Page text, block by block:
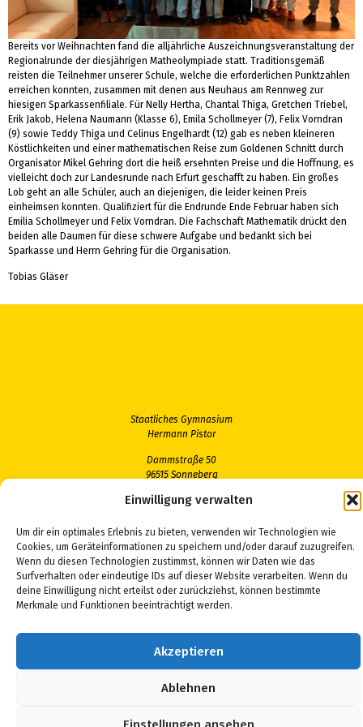
Einwilligung verwalten
Um dir ein optimales Erlebnis zu bieten, verwenden wir Technologien wie
Cookies, um Geräteinformationen zu speichern und/oder darauf zuzugreifen.
Wenn du diesen Technologien zustimmst, können wir Daten wie das
Surfverhalten oder eindeutige IDs auf dieser Website verarbeiten. Wenn du
deine Einwilligung nicht erteilst oder zurückziehst, können bestimmte
Merkmale und Funktionen beeinträchtigt werden.
Akzeptieren
Ablehnen
Bereits vor Weihnachten fand die alljährliche Auszeichnungsveranstaltung der
Regionalrunde der diesjährigen Matheolympiade statt. Traditionsgemäß
reisten die Teilnehmer unserer Schule, welche die erforderlichen Punktzahlen
erreichen konnten, zusammen mit denen aus Neuhaus am Rennweg zur
hiesigen Sparkassenfiliale. Für Nelly Hertha, Chantal Thiga, Gretchen Triebel,
Erik Jakob, Helena Naumann (Klasse 6), Emila Schollmeyer (7), Felix Vorndran
(9) sowie Teddy Thiga und Celinus Engelhardt (12) gab es neben kleineren
Köstlichkeiten und einer mathematischen Reise zum Goldenen Schnitt durch
Organisator Mikel Gehring dort die heiß ersehnten Preise und die Hoffnung, es
vielleicht doch zur Landesrunde nach Erfurt geschafft zu haben. Ein großes
Lob geht an alle Schüler, auch an diejenigen, die leider keinen Preis
einheimsen konnten. Qualifiziert für die Endrunde Ende Februar haben sich
Emilia Schollmeyer und Felix Vorndran. Die Fachschaft Mathematik drückt den
beiden alle Daumen für diese schwere Aufgabe und bedankt sich bei
Sparkasse und Herrn Gehring für die Organisation.
Tobias Gläser
Staatliches Gymnasium
Hermann Pistor
Dammstraße 50
96515 Sonneberg
Telefon: 03675 468890
Email: sekretariat@gymson.de